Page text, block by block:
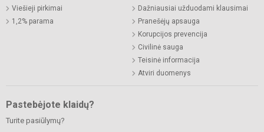
Viešieji pirkimai
1,2% parama
Dažniausiai užduodami klausimai
Pranešėjų apsauga
Korupcijos prevencija
Civilinė sauga
Teisinė informacija
Atviri duomenys
Pastebėjote klaidų?
Turite pasiūlymų?